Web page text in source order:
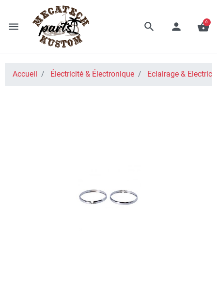
menu search person shopping_basket
0
Accueil Électricité & Électronique Eclairage &